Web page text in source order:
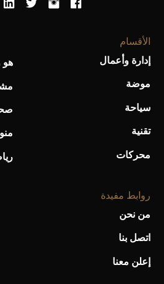
الأقسام
إدارة وأعمال
موضة
سياحة
تقنية
محركات
هو
روابط مفيدة
من نحن
اتصل بنا
إعلن معنا